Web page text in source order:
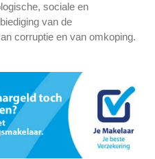
sociale en
van de
corruptie en van omkoping.